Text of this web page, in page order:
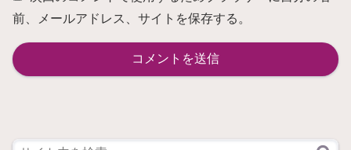
前、メールアドレス、サイトを保存する。